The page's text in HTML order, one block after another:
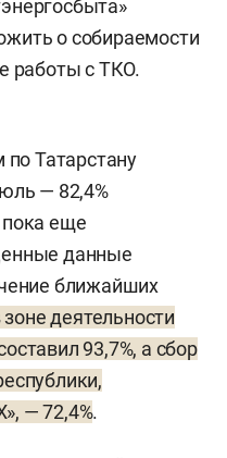
о собираемости
работы с ТКО.
по Татарстану
— 82,4%
пока еще
данные
ближайших
зоне деятельности
93,7%, а сбор
— 72,4%.